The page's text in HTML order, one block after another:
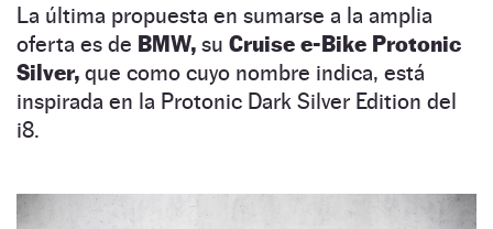
La última propuesta en sumarse a la amplia
oferta es de BMW, su Cruise e-Bike Protonic
Silver, que como cuyo nombre indica, está
inspirada en la Protonic Dark Silver Edition del
i8.